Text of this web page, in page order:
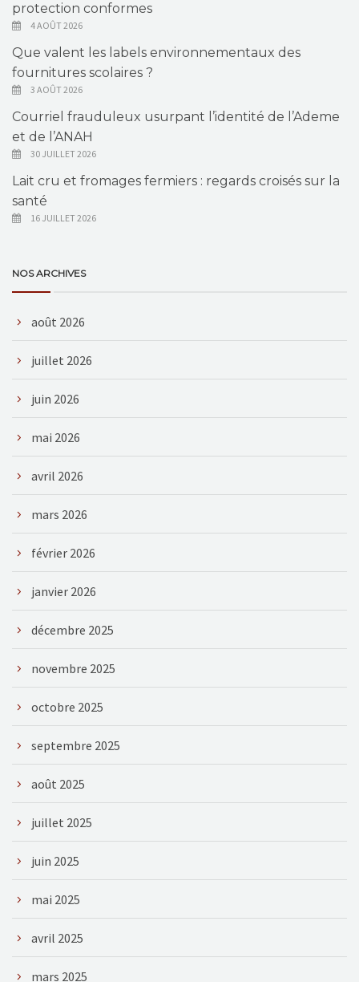
protection conformes
4 AOÛT 2026
Que valent les labels environnementaux des
fournitures scolaires ?
3 AOÛT 2026
Courriel frauduleux usurpant l’identité de l’Ademe
et de l’ANAH
30 JUILLET 2026
Lait cru et fromages fermiers : regards croisés sur la
santé
16 JUILLET 2026
NOS ARCHIVES
août 2026
juillet 2026
juin 2026
mai 2026
avril 2026
mars 2026
février 2026
janvier 2026
décembre 2025
novembre 2025
octobre 2025
septembre 2025
août 2025
juillet 2025
juin 2025
mai 2025
avril 2025
mars 2025